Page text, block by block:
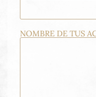
NOMBRE DE TUS